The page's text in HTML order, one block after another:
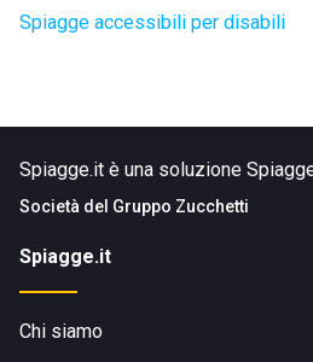
Spiagge accessibili per disabili
Spiagge.it è una soluzione
Società del Gruppo Zucchetti
Spiagge.it
Chi siamo